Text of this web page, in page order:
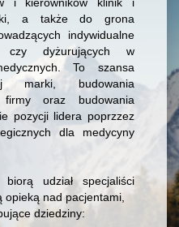
a także do grona
indywidualne
czy dyżurujących w
To szansa
marki, budowania
firmy oraz budowania
pozycji lidera poprzzez
dla medycyny
udział specjaliści
nad pacjentami,
dziedziny: